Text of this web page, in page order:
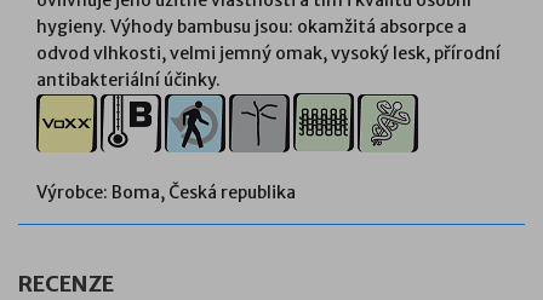
hygieny. Výhody bambusu jsou: okamžitá absorpce a
odvod vlhkosti, velmi jemný omak, vysoký lesk, přírodní
antibakteriální účinky.
Výrobce: Boma, Česká republika
RECENZE